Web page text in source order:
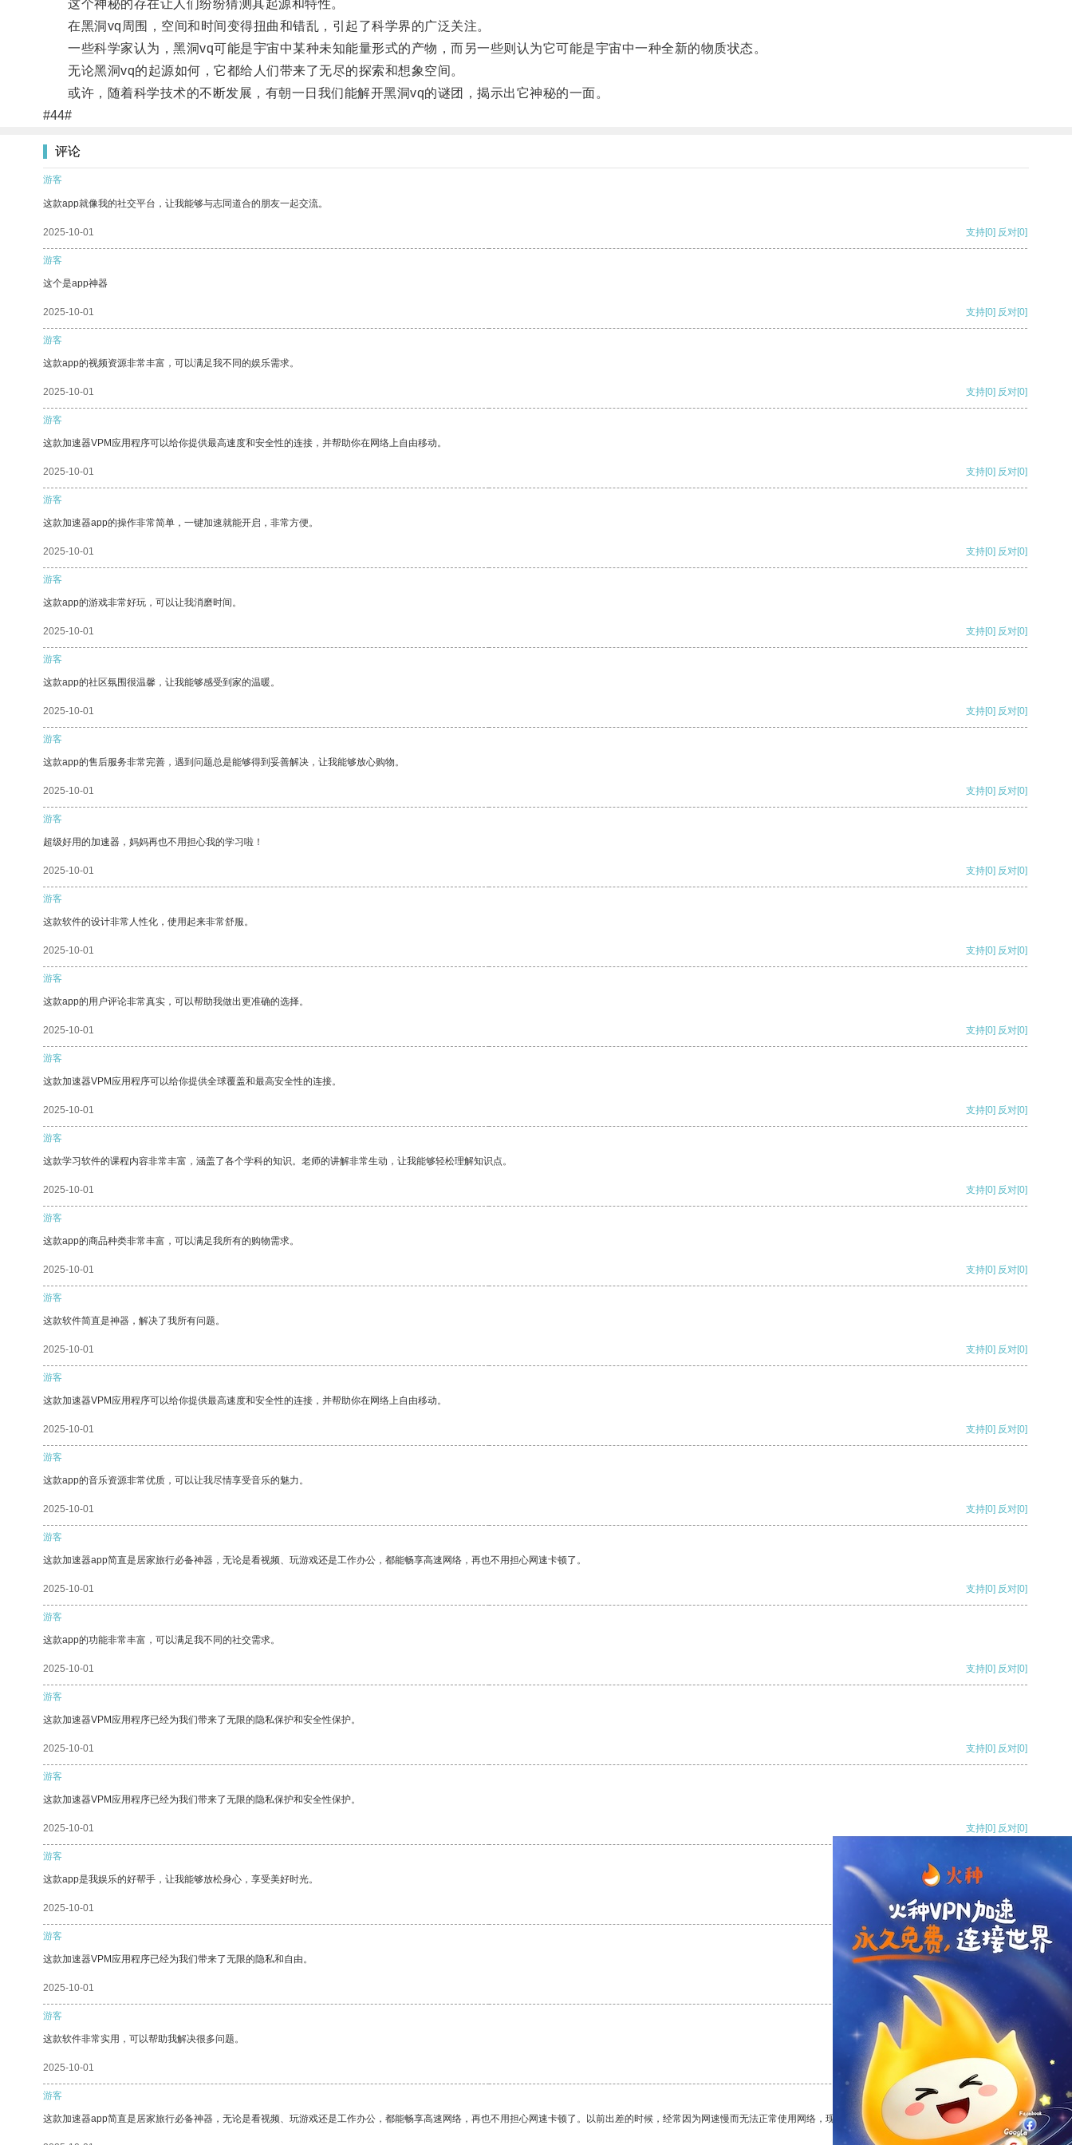
这个神秘的存在让人们纷纷猜测其起源和特性。
在黑洞vq周围，空间和时间变得扭曲和错乱，引起了科学界的广泛关注。
一些科学家认为，黑洞vq可能是宇宙中某种未知能量形式的产物，而另一些则认为它可能是宇宙中一种全新的物质状态。
无论黑洞vq的起源如何，它都给人们带来了无尽的探索和想象空间。
或许，随着科学技术的不断发展，有朝一日我们能解开黑洞vq的谜团，揭示出它神秘的一面。
#44#
评论
游客
这款app就像我的社交平台，让我能够与志同道合的朋友一起交流。
2025-10-01 支持[0] 反对[0]
游客
这个是app神器
2025-10-01 支持[0] 反对[0]
游客
这款app的视频资源非常丰富，可以满足我不同的娱乐需求。
2025-10-01 支持[0] 反对[0]
游客
这款加速器VPM应用程序可以给你提供最高速度和安全性的连接，并帮助你在网络上自由移动。
2025-10-01 支持[0] 反对[0]
游客
这款加速器app的操作非常简单，一键加速就能开启，非常方便。
2025-10-01 支持[0] 反对[0]
游客
这款app的游戏非常好玩，可以让我消磨时间。
2025-10-01 支持[0] 反对[0]
游客
这款app的社区氛围很温馨，让我能够感受到家的温暖。
2025-10-01 支持[0] 反对[0]
游客
这款app的售后服务非常完善，遇到问题总是能够得到妥善解决，让我能够放心购物。
2025-10-01 支持[0] 反对[0]
游客
超级好用的加速器，妈妈再也不用担心我的学习啦！
2025-10-01 支持[0] 反对[0]
游客
这款软件的设计非常人性化，使用起来非常舒服。
2025-10-01 支持[0] 反对[0]
游客
这款app的用户评论非常真实，可以帮助我做出更准确的选择。
2025-10-01 支持[0] 反对[0]
游客
这款加速器VPM应用程序可以给你提供全球覆盖和最高安全性的连接。
2025-10-01 支持[0] 反对[0]
游客
这款学习软件的课程内容非常丰富，涵盖了各个学科的知识。老师的讲解非常生动，让我能够轻松理解知识点。
2025-10-01 支持[0] 反对[0]
游客
这款app的商品种类非常丰富，可以满足我所有的购物需求。
2025-10-01 支持[0] 反对[0]
游客
这款软件简直是神器，解决了我所有问题。
2025-10-01 支持[0] 反对[0]
游客
这款加速器VPM应用程序可以给你提供最高速度和安全性的连接，并帮助你在网络上自由移动。
2025-10-01 支持[0] 反对[0]
游客
这款app的音乐资源非常优质，可以让我尽情享受音乐的魅力。
2025-10-01 支持[0] 反对[0]
游客
这款加速器app简直是居家旅行必备神器，无论是看视频、玩游戏还是工作办公，都能畅享高速网络，再也不用担心网速卡顿了。
2025-10-01 支持[0] 反对[0]
游客
这款app的功能非常丰富，可以满足我不同的社交需求。
2025-10-01 支持[0] 反对[0]
游客
这款加速器VPM应用程序已经为我们带来了无限的隐私保护和安全性保护。
2025-10-01 支持[0] 反对[0]
游客
这款加速器VPM应用程序已经为我们带来了无限的隐私保护和安全性保护。
2025-10-01 支持[0] 反对[0]
游客
这款app是我娱乐的好帮手，让我能够放松身心，享受美好时光。
2025-10-01 支持[0] 反对
游客
这款加速器VPM应用程序已经为我们带来了无限的隐私和自由。
2025-10-01 支持
游客
这款软件非常实用，可以帮助我解决很多问题。
2025-10-01 反对 [0]
游客
这款加速器app简直是居家旅行必备神器，无论是看视频、玩游戏还是工作办公，都能畅享高速网络，再也不用担心网速卡顿了。以前出差的时候，经常因为网速慢而无法正常使用网络，现在有了这个app，我再也不用担心了。